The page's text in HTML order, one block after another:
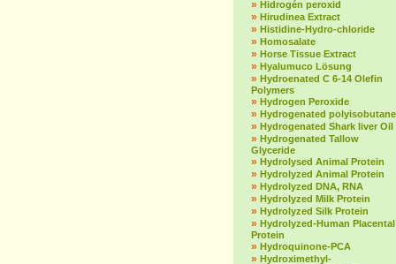
» Hidrogén peroxid
» Hirudinea Extract
» Histidine-Hydro-chloride
» Homosalate
» Horse Tissue Extract
» Hyalumuco Lösung
» Hydroenated C 6-14 Olefin
Polymers
» Hydrogen Peroxide
» Hydrogenated polyisobutane
» Hydrogenated Shark liver Oil
» Hydrogenated Tallow
Glyceride
» Hydrolysed Animal Protein
» Hydrolyzed Animal Protein
» Hydrolyzed DNA, RNA
» Hydrolyzed Milk Protein
» Hydrolyzed Silk Protein
» Hydrolyzed-Human Placental
Protein
» Hydroquinone-PCA
» Hydroximethyl-